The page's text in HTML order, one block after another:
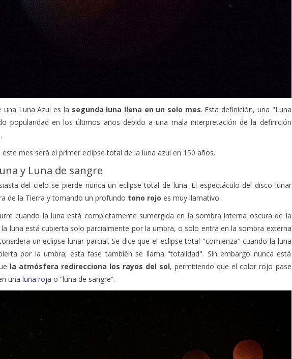
una Luna Azul es la segunda luna llena en un solo mes . Esta definición, una "Luna
popularidad en los últimos años debido a una mala interpretación de la definición
mes será el primer eclipse total de la luna azul en 150 años.
y Luna de sangre
del cielo se pierde nunca un eclipse total de luna. El espectáculo del disco lunar
de la Tierra y tomando un profundo tono rojo es muy llamativo.
cuando la luna está completamente sumergida en la sombra interna oscura de la
la luna está cubierta solo parcialmente por la umbra, o solo entra en la sombra externa
un eclipse lunar parcial. Se dice que el eclipse total "comienza" cuando la luna
por la umbra; esta fase también se llama "totalidad". Sin embargo nunca está
la atmósfera redirecciona los rayos del sol , permitiendo que el color rojo pase
una luna roja o “luna de sangre”.